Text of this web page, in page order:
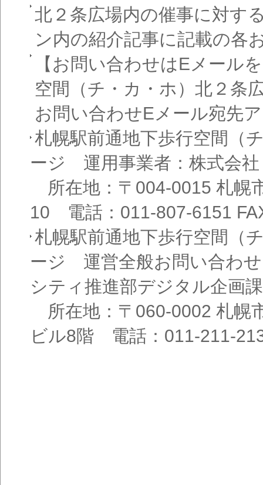
覧
北２条広場内の催事に対す
ン内の紹介記事に記載の各
【お問い合わせはEメール
空間（チ・カ・ホ）北２条
お問い合わせEメール宛先
札幌駅前通地下歩行空間（
ージ 運用事業者：株式会
所在地：〒004-0015 札幌
10 電話：011-807-6151
札幌駅前通地下歩行空間（
ージ 運営全般お問い合わ
シティ推進部デジタル企画課
所在地：〒060-0002 札幌
ビル8階 電話：011-211-